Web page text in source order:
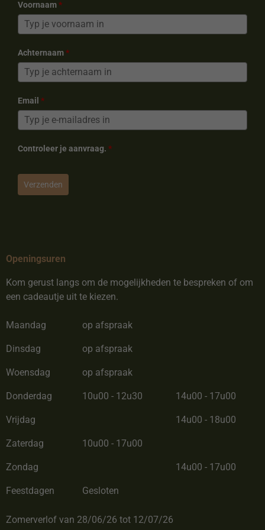
Voornaam*
Achternaam*
Email *
Controleer je aanvraag. *
Verzenden
Openingsuren
Kom gerust langs om de mogelijkheden te bespreken of om
een cadeautje uit te kiezen.
Maandag op afspraak
Dinsdag op afspraak
Woensdag op afspraak
Donderdag 10u00 - 12u30 14u00 - 17u00
Vrijdag 14u00 - 18u00
Zaterdag 10u00 - 17u00
Zondag 14u00 - 17u00
Feestdagen Gesloten
Zomerverlof van 28/06/26 tot 12/07/26